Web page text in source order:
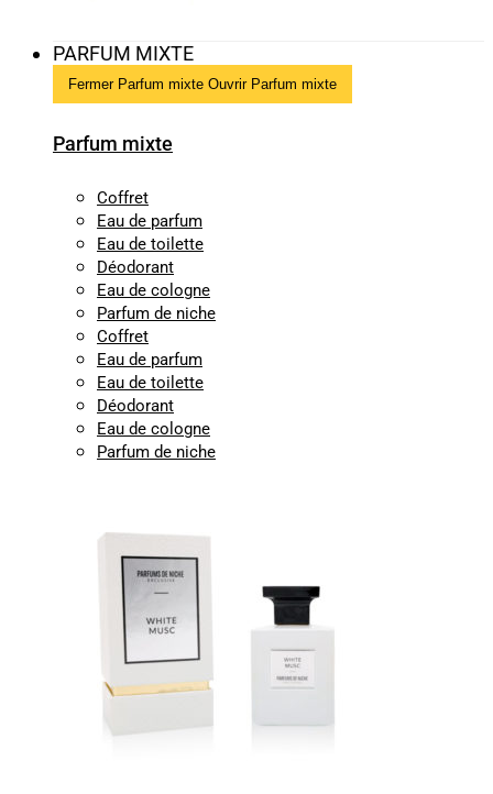
PARFUM MIXTE
Fermer Parfum mixte Ouvrir Parfum mixte
Parfum mixte
Coffret
Eau de parfum
Eau de toilette
Déodorant
Eau de cologne
Parfum de niche
Coffret
Eau de parfum
Eau de toilette
Déodorant
Eau de cologne
Parfum de niche